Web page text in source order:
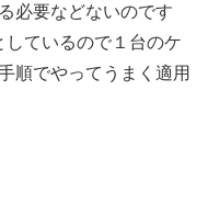
必要などないのです
ているので１台のケ
順でやってうまく適用